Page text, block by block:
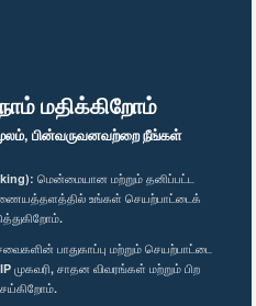
மதிக்கிறோம்
பின்வருவனவற்றை நீங்கள்
மென்மையான மற்றும் தனிப்பட்ட
உங்கள் செயற்பாட்டைக்
பாதுகாப்பு மற்றும் செயற்பாட்டை
முகவரி, சாதன விவரங்கள் மற்றும் பிற